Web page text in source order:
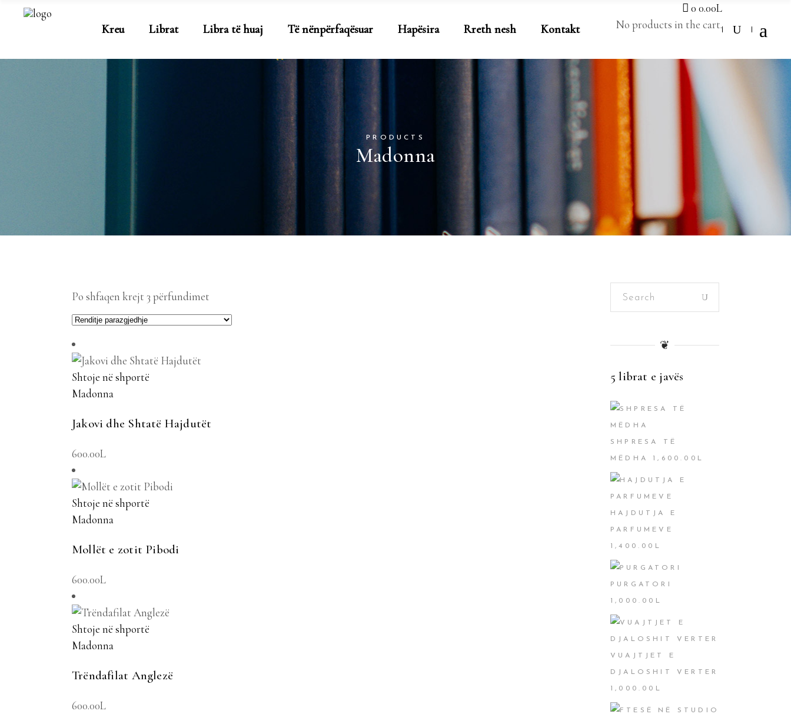
Kreu Librat Libra të huaj Të nënpërfaqësuar Hapësira Rreth nesh Kontakt
0 0.00L
No products in the cart.
PRODUCTS
Madonna
Po shfaqen krejt 3 përfundimet
Shtoje në shportë
Madonna
Jakovi dhe Shtatë Hajdutët
600.00L
Shtoje në shportë
Madonna
Mollët e zotit Pibodi
600.00L
Shtoje në shportë
Madonna
Trëndafilat Anglezë
600.00L
Search
❦
5 librat e javës
SHPRESA TË
MËDHA 1,600.00 L
HAJDUTJA E
PARFUMEVE
1,400.00 L
PURGATORI
1,000.00 L
VUAJTJET E
DJALOSHIT VERTER
1,000.00 L